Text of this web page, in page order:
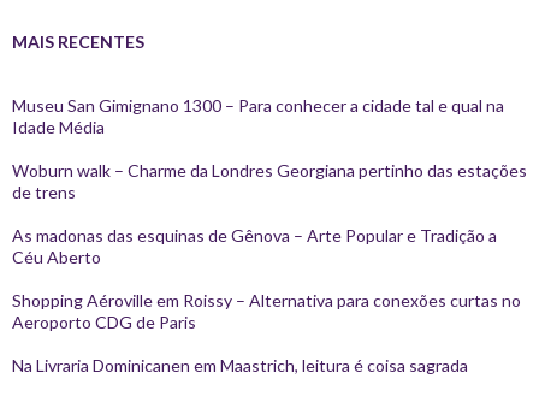
MAIS RECENTES
Museu San Gimignano 1300 – Para conhecer a cidade tal e qual na
Idade Média
Woburn walk – Charme da Londres Georgiana pertinho das estações
de trens
As madonas das esquinas de Gênova – Arte Popular e Tradição a
Céu Aberto
Shopping Aéroville em Roissy – Alternativa para conexões curtas no
Aeroporto CDG de Paris
Na Livraria Dominicanen em Maastrich, leitura é coisa sagrada